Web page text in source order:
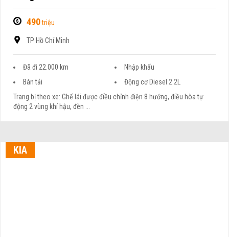
490triệu
TP Hồ Chí Minh
Đã đi 22.000 km
Nhập khẩu
Bán tải
Động cơ Diesel 2.2L
Trang bị theo xe: Ghế lái được điều chỉnh điện 8 hướng, điều hòa tự
động 2 vùng khí hậu, đèn ...
KIA